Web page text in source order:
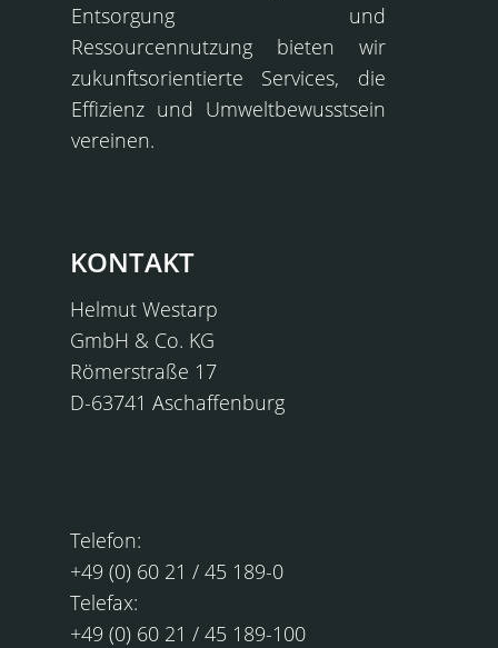
Entsorgung und
Ressourcennutzung bieten wir
zukunftsorientierte Services, die
Effizienz und Umweltbewusstsein
vereinen.
KONTAKT
Helmut Westarp
GmbH & Co. KG
Römerstraße 17
D-63741 Aschaffenburg
Telefon:
+49 (0) 60 21 / 45 189-0
Telefax:
+49 (0) 60 21 / 45 189-100